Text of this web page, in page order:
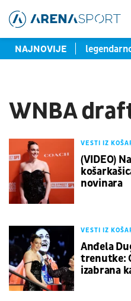
NAJNOVIJE
Odjavio Amere: Sin
WNBA
VESTI IZ
(VIDEO)
novinara
VESTI IZ
Anđela
trenutke:
izabrana